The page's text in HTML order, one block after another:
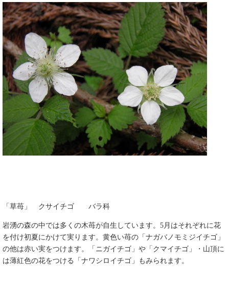
「草苺」 クサイチゴ バラ科
岩湧の森の中では多くの木苺が自生しています。5月はそれぞれに花
を付け初夏にかけて実ります。黄色い苺の「ナガバノモミジイチゴ」
の他は赤い実をつけます。「ニガイチゴ」や「クマイチゴ」・山頂に
は薄紅色の花をつける「ナワシロイチゴ」もみられます。